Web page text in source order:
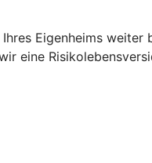
Eigenheims weiter
eine